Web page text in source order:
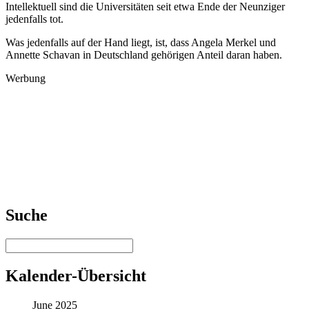
Intellektuell sind die Universitäten seit etwa Ende der Neunziger
jedenfalls tot.
Was jedenfalls auf der Hand liegt, ist, dass Angela Merkel und
Annette Schavan in Deutschland gehörigen Anteil daran haben.
Werbung
Suche
Kalender-Übersicht
June 2025